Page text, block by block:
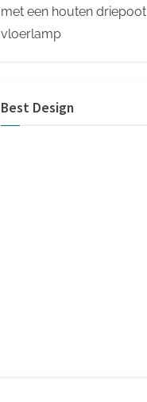
met een houten driepoot
vloerlamp
Best Design